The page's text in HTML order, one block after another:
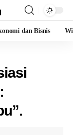
dan Bisnis